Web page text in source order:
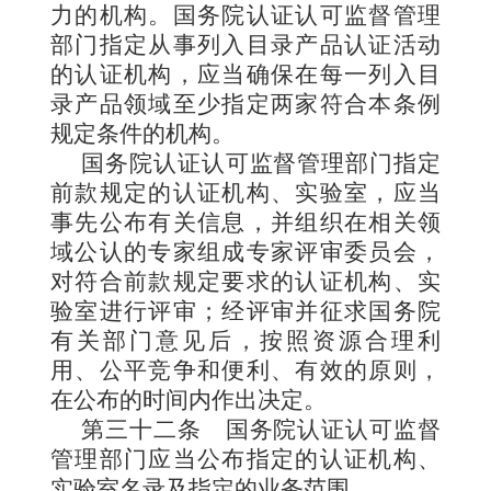
力的机构。国务院认证认可监督管理
部门指定从事列入目录产品认证活动
的认证机构，应当确保在每一列入目
录产品领域至少指定两家符合本条例
规定条件的机构。
国务院认证认可监督管理部门指定
前款规定的认证机构、实验室，应当
事先公布有关信息，并组织在相关领
域公认的专家组成专家评审委员会，
对符合前款规定要求的认证机构、实
验室进行评审；经评审并征求国务院
有关部门意见后，按照资源合理利
用、公平竞争和便利、有效的原则，
在公布的时间内作出决定。
第三十二条
国务院认证认可监督
管理部门应当公布指定的认证机构、